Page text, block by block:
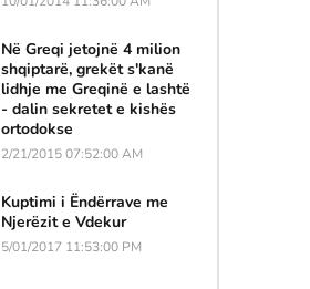
Në Greqi jetojnë 4 milion
shqiptarë, grekët s'kanë
lidhje me Greqinë e lashtë
- dalin sekretet e kishës
ortodokse
2/21/2015 07:52:00 AM
Kuptimi i Ëndërrave me
Njerëzit e Vdekur
5/01/2017 11:53:00 PM